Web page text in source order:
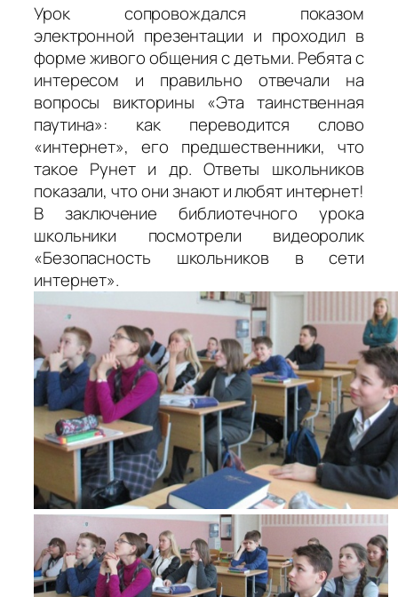
Урок сопровождался показом
электронной презентации и проходил в
форме живого общения с детьми. Ребята с
интересом и правильно отвечали на
вопросы викторины «Эта таинственная
паутина»: как переводится слово
«интернет», его предшественники, что
такое Рунет и др. Ответы школьников
показали, что они знают и любят интернет!
В заключение библиотечного урока
школьники посмотрели видеоролик
«Безопасность школьников в сети
интернет».